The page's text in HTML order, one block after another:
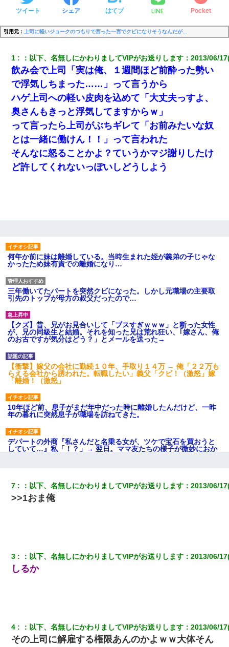
ツイート シェア はてブ LINE Pocket
引用元： 上司に軽いジョークのつもりで言った一言でクビになりそうなんだが…
1 ： 以下、名無しにかわりましてVIPがお送りします ：2013/06/
飲み会で上司「実は俺、１週間ほど前酔った勢い
で浮気しちまった……」って言うから
ハゲ上司への軽い皮肉を込めて「大丈夫っすよ、
奥さんもきっと浮気してますからｗ」
って言ったら上司がぶちギレて「お前みたいな奴
とは一緒に働けん！！」って言われた
そんなに怒ることかよ？ていうかマジ謝りしたけ
ど許してくれないっぽいしどうしよう
何年か前に妹は離婚している。当時生まれた姪が義弟の子じゃな
かったため妹有責での離婚になり…
三年働いてたパートを突然クビになった。しかし元職場の主要取
引先のトップが母方の叔父だったので…
【クズ】昔、兄がお見合いして「ブスすぎｗｗｗ」と断った女性
が、兄の同級生と結婚。それを知った兄は荒れ狂い、｢嫁さん、俺
のお古ですが気分はどう？」とメールを送った→
【衝撃】嫁父の会社に勤続１０年、手取り１４万 → 俺「２２万も
らえる会社から誘われた。転職したい」義父「クビ！（激怒」嫁
「離婚！（激怒」
10年ほど前、息子がまだ年中だった時に離婚したんだけど、一昨
年の暮れに突然息子が職場を訪ねてきた。
デパートの外商『私さんだと名乗る女が、ツケで宝石を買おうと
していて…』私「！？」→ 翌日。ママ友たちの様子が微妙におか
妊娠中に「おいこのブタ女！てめー席譲れ！」と絡まれ腹を殴る
真似された。泣きながら夫に話すと一年後に…
【GJ!】会社から帰宅中、広い駐車場にエンジンかけっ放しの車を
発見。しかも「ヒィ～」みたいな声も聞こえてきたので気になっ
て近寄ったら女の子がおっさんの下敷きになってた
からない
7 ： 以下、名無しにかわりましてVIPがお送りします ：2013/06/
>>1おま俺
3 ： 以下、名無しにかわりましてVIPがお送りします ：2013/06/
しるか
4 ： 以下、名無しにかわりましてVIPがお送りします ：2013/06/
その上司に解雇する権限あんのかよｗｗ大体そん